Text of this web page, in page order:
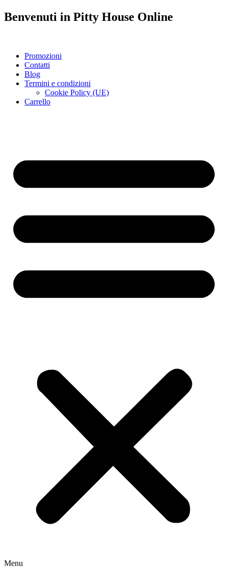
Benvenuti in Pitty House Online
Promozioni
Contatti
Blog
Termini e condizioni
Cookie Policy (UE)
Carrello
Menu